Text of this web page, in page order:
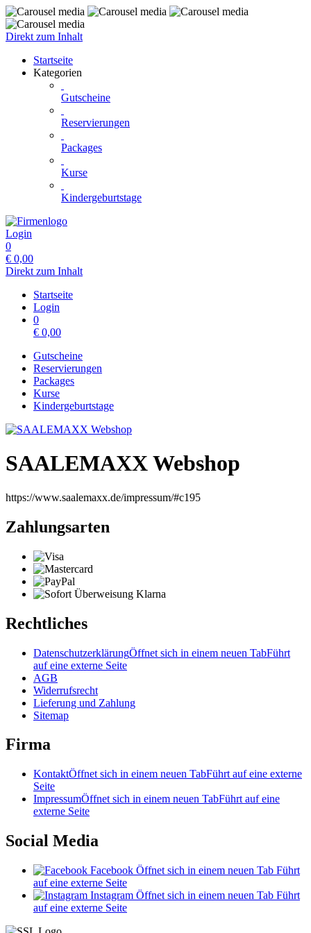
Direkt zum Inhalt
Startseite
Kategorien
Gutscheine
Reservierungen
Packages
Kurse
Kindergeburtstage
Login
0
€ 0,00
Direkt zum Inhalt
Startseite
Login
0
€ 0,00
Gutscheine
Reservierungen
Packages
Kurse
Kindergeburtstage
SAALEMAXX Webshop
https://www.saalemaxx.de/impressum/#c195
Zahlungsarten
Rechtliches
DatenschutzerklärungÖffnet sich in einem neuen TabFührt
auf eine externe Seite
AGB
Widerrufsrecht
Lieferung und Zahlung
Sitemap
Firma
KontaktÖffnet sich in einem neuen TabFührt auf eine externe
Seite
ImpressumÖffnet sich in einem neuen TabFührt auf eine
externe Seite
Social Media
Facebook Öffnet sich in einem neuen Tab Führt
auf eine externe Seite
Instagram Öffnet sich in einem neuen Tab Führt
auf eine externe Seite